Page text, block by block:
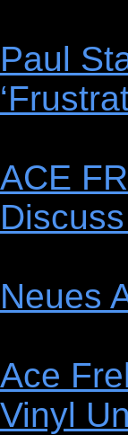
Paul
ACE
Neues
Ace
Vinyl